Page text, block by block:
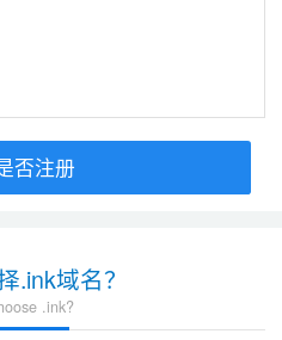
否注册
.ink域名？
.ink?